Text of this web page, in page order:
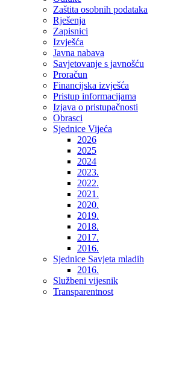
Zaštita osobnih podataka
Rješenja
Zapisnici
Izvješća
Javna nabava
Savjetovanje s javnošću
Proračun
Financijska izvješća
Pristup informacijama
Izjava o pristupačnosti
Obrasci
Sjednice Vijeća
2026
2025
2024
2023.
2022.
2021.
2020.
2019.
2018.
2017.
2016.
Sjednice Savjeta mladih
2016.
Službeni vijesnik
Transparentnost